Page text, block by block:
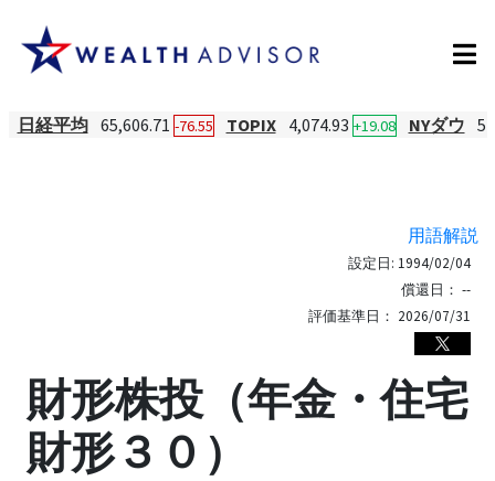
日経平均 65,606.71 -76.55 TOPIX 4,074.93 +19.08 NYダウ
用語解説
設定日: 1994/02/04
償還日： --
評価基準日： 2026/07/31
財形株投（年金・住宅
財形３０）